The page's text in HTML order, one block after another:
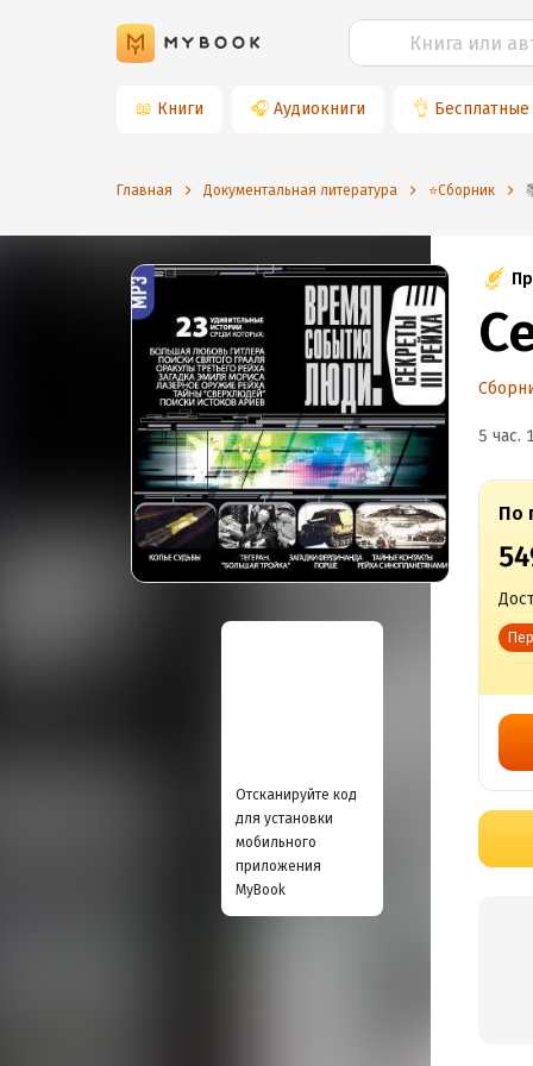
📖 Книги 🎧 Аудиокниги 👌 Бесплатные
Главная Документальная литература ⭐️Сборник
Отсканируйте код
для установки
мобильного
приложения
MyBook
5 час.
По